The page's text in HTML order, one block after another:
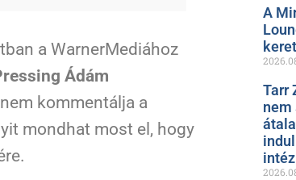
a WarnerMediához
Ádám
kommentálja a
mondhat most el, hogy
A
Tarr
nem